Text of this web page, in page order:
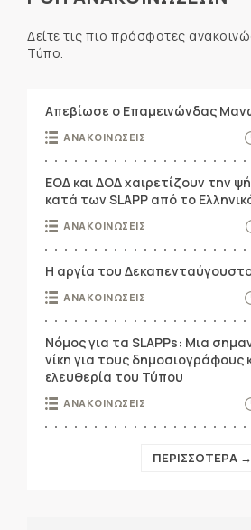
Δείτε τις πιο πρόσφατες
Τύπο.
Απεβίωσε ο Επαμεινώνδας
ΑΝΑΚΟΙΝΩΣΕΙΣ
ΕΟΔ και ΔΟΔ χαιρετίζουν την
κατά των SLAPP από το
ΑΝΑΚΟΙΝΩΣΕΙΣ
Η αργία του
ΑΝΑΚΟΙΝΩΣΕΙΣ
Νόμος για τα SLAPPs: Μια
νίκη για τους δημοσιογράφους
ελευθερία του Τύπου
ΑΝΑΚΟΙΝΩΣΕΙΣ
ΠΕΡΙΣΣΟΤΕΡΑ →